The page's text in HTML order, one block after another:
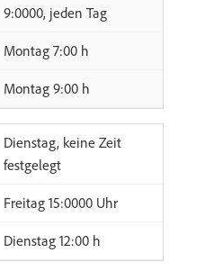
9:0000, jeden Tag
Montag 7:00 h
Montag 9:00 h
Dienstag, keine Zeit
festgelegt
Freitag 15:0000 Uhr
Dienstag 12:00 h